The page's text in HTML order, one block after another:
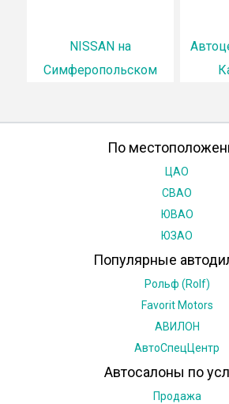
NISSAN на
Симферопольском
По
ЦАО
СВАО
ЮВАО
ЮЗАО
Популярные
Рольф (Rolf)
Favorit Motors
АВИЛОН
АвтоСпецЦентр
Автосалоны по
Продажа